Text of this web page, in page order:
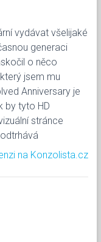
vydávat všelijaké
generaci
o něco
jsem mu
Anniversary je
by tyto HD
stránce
na Konzolista.cz